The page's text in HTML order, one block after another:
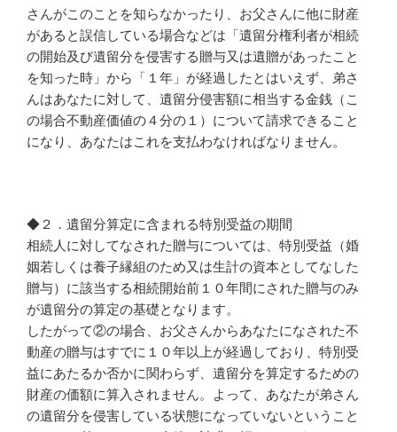
さんがこのことを知らなかったり、お父さんに他に財産
があると誤信している場合などは「遺留分権利者が相続
の開始及び遺留分を侵害する贈与又は遺贈があったこと
を知った時」から「１年」が経過したとはいえず、弟さ
んはあなたに対して、遺留分侵害額に相当する金銭（こ
の場合不動産価値の４分の１）について請求できること
になり、あなたはこれを支払わなければなりません。
◆２．遺留分算定に含まれる特別受益の期間
相続人に対してなされた贈与については、特別受益（婚
姻若しくは養子縁組のため又は生計の資本としてなした
贈与）に該当する相続開始前１０年間にされた贈与のみ
が遺留分の算定の基礎となります。
したがって②の場合、お父さんからあなたになされた不
動産の贈与はすでに１０年以上が経過しており、特別受
益にあたるか否かに関わらず、遺留分を算定するための
財産の価額に算入されません。よって、あなたが弟さん
の遺留分を侵害している状態になっていないということ